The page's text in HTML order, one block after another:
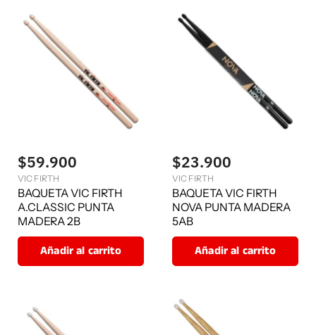
$59.900
VIC FIRTH
BAQUETA VIC FIRTH
A.CLASSIC PUNTA
MADERA 2B
Añadir al carrito
$23.900
VIC FIRTH
BAQUETA VIC FIRTH
NOVA PUNTA MADERA
5AB
Añadir al carrito